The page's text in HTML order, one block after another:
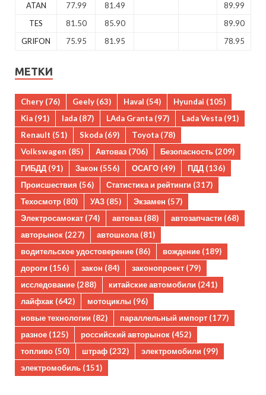
ATAN 77.99 81.49
89.99
TES
81.50 85.90
89.90
GRIFON
75.95 81.95 78.95
МЕТКИ
Chery (76) Geely (63) Haval (54) Hyundai (105)
Kia (91) lada (87) LAda Granta (97) Lada Vesta (91)
Renault (51) Skoda (69) Toyota (78)
Volkswagen (85) Автоваз (706) Безопасность (209)
ГИБДД (91) Закон (556) ОСАГО (49) ПДД (136)
Происшествия (56) Статистика и рейтинги (317)
Техосмотр (80) УАЗ (85) Экзамен (57)
Электросамокат (74) автоваз (88) автозапчасти (68)
авторынок (227) автошкола(81)
водительское удостоверение (86) вождение (189)
дороги (156) закон (84) законопроект (79)
исследование (288) китайские автомобили (241)
лайфхак (642) мотоциклы (96)
новые технологии (82) параллельный импорт (177)
разное (125) российский авторынок (452)
топливо (50) штраф (232) электромобили (99)
электромобиль (151)